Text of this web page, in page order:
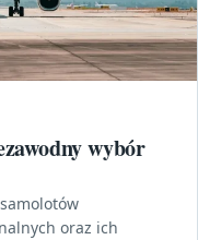
wybór
oraz ich